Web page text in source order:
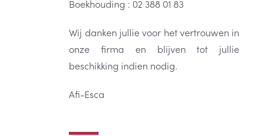
Boekhouding : 02 388 01 83
Wij danken jullie voor het vertrouwen in
onze firma en blijven tot jullie
beschikking indien nodig.
Afi-Esca